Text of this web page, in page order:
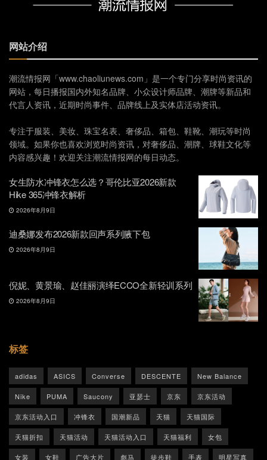
网站介绍
潮流情报网「www.chaoliunews.com」是一个专门分享时尚资讯的
网站，每日播报国内外知名品牌、小众设计师品牌、潮牌等新品和
代言人资讯，近期时尚事件、品牌线上及实体店活动资讯。
专注于服装、美妆、珠宝名表、奢侈品、箱包、鞋靴、潮玩等时尚
领域。如果你也喜欢浏览时尚资讯，对奢侈品、潮牌、球鞋文化等
内容感兴趣！欢迎关注潮流情报网的每日动态。
女生防水冲锋衣怎么选？哥伦比亚2026新款
Hike 365冲锋衣解析
2026年8月9日
迪桑娜发布2026新款回声系列腋下包
2026年8月9日
倪妮、黄景瑜、赵佳丽演绎ECCO全新轻训系列
2026年8月9日
标签
adidas ASICS Converse DESCENTE New Balance
Nike PUMA Saucony 亚瑟士 京东 京东活动
京东活动入口 冲锋衣 国潮新品 天猫 天猫国际
天猫折扣 天猫活动 天猫活动入口 天猫福利 女包
女装 女鞋 广告大片 彪马 徒步鞋 手表 明星写真